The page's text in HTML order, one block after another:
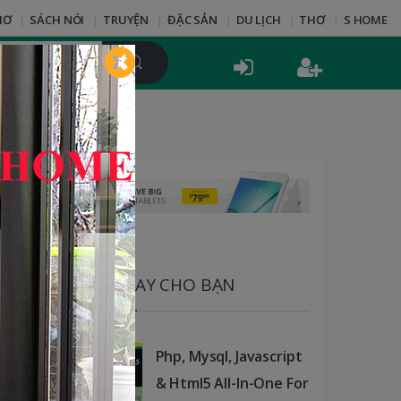
SÁCH NÓI TRUYỆN ĐẶC SẢN DU LỊCH THƠ S HOME
SÁCH HAY CHO BẠN
Php, Mysql, Javascript
& Html5 All-In-One For